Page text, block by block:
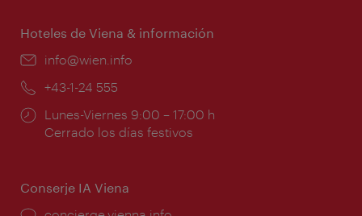
Hoteles de Viena & información
e-
info@wien.info
Teléfono:
+43-1-24 555
Horarios
de
Lunes-Viernes 9:00 – 17:00 h
Cerrado los días festivos
Conserje IA Viena